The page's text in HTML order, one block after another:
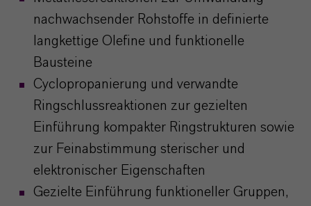
nachwachsender Rohstoffe in definierte
langkettige Olefine und funktionelle
Bausteine
Cyclopropanierung und verwandte
Ringschlussreaktionen zur gezielten
Einführung kompakter Ringstrukturen sowie
zur Feinabstimmung sterischer und
elektronischer Eigenschaften
Gezielte Einführung funktioneller Gruppen,